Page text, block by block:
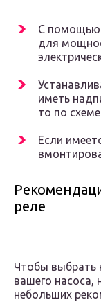
С помощью
для
иметь
то по
Если
реле
Чтобы выбрать
вашего насоса,
небольших